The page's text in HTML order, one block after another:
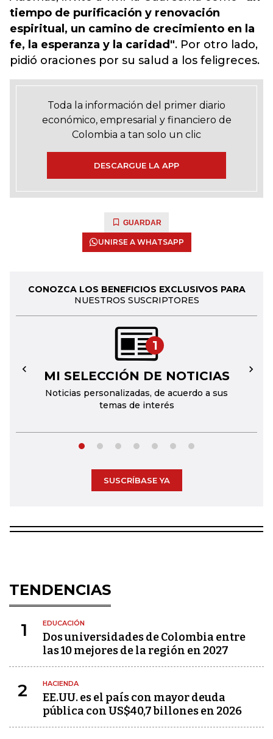
tiempo de purificación y renovación
espiritual, un camino de crecimiento en la
fe, la esperanza y la caridad". Por otro lado,
pidió oraciones por su salud a los feligreces.
Toda la información del primer diario
económico, empresarial y financiero de
Colombia a tan solo un clic
DESCARGUE LA APP
GUARDAR
UNIRSE A WHATSAPP
CONOZCA LOS BENEFICIOS EXCLUSIVOS PARA
NUESTROS SUSCRIPTORES
1
MI SELECCIÓN DE NOTICIAS
Noticias personalizadas, de acuerdo a sus
temas de interés
← →
SUSCRÍBASE YA
TENDENCIAS
1 EDUCACIÓN
Dos universidades de Colombia entre
las 10 mejores de la región en 2027
2 HACIENDA
EE.UU. es el país con mayor deuda
pública con US$40,7 billones en 2026